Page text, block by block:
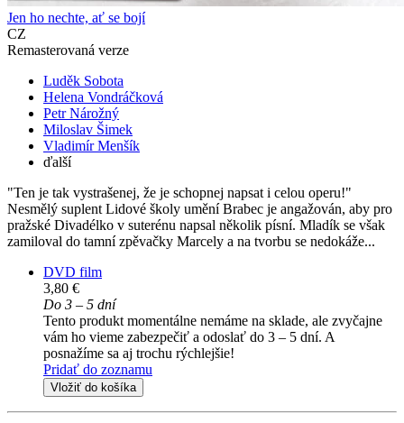
Jen ho nechte, ať se bojí
CZ
Remasterovaná verze
Luděk Sobota
Helena Vondráčková
Petr Nárožný
Miloslav Šimek
Vladimír Menšík
ďalší
"Ten je tak vystrašenej, že je schopnej napsat i celou operu!"
Nesmělý suplent Lidové školy umění Brabec je angažován, aby pro
pražské Divadélko v suterénu napsal několik písní. Mladík se však
zamiloval do tamní zpěvačky Marcely a na tvorbu se nedokáže...
DVD film
3,80 €
Do 3 – 5 dní
Tento produkt momentálne nemáme na sklade, ale zvyčajne
vám ho vieme zabezpečiť a odoslať do 3 – 5 dní. A
posnažíme sa aj trochu rýchlejšie!
Pridať do zoznamu
Vložiť do košíka